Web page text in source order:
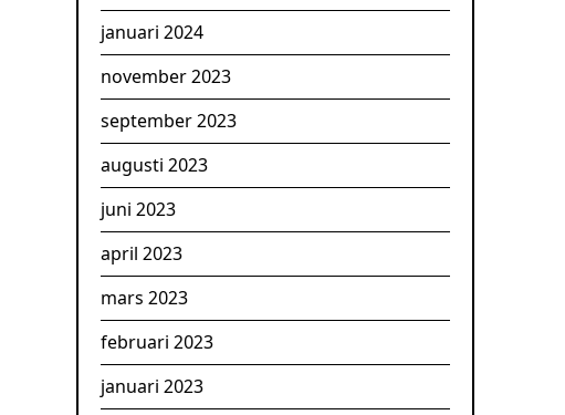
januari 2024
november 2023
september 2023
augusti 2023
juni 2023
april 2023
mars 2023
februari 2023
januari 2023